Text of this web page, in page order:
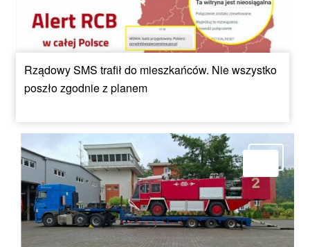
Rządowy SMS trafił do mieszkańców. Nie wszystko
poszło zgodnie z planem